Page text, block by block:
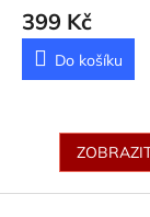
399 Kč
Do košíku